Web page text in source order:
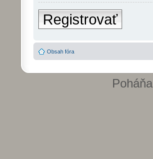
Registrovať
Obsah fóra
Poháňa